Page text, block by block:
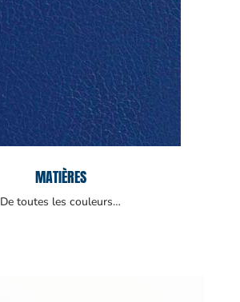
MATIÈRES
De toutes les couleurs…